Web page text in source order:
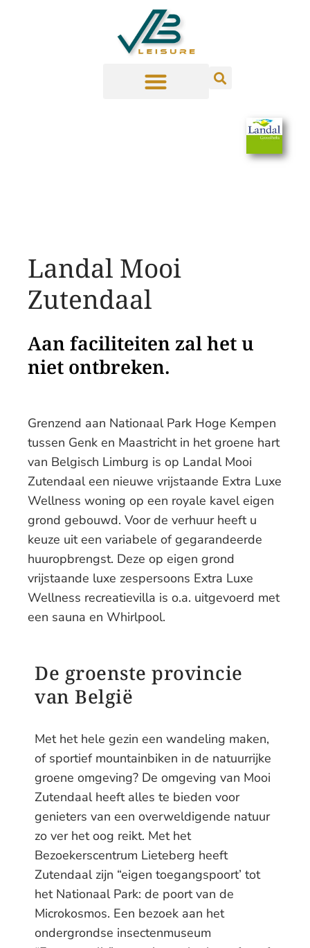
Landal Mooi
Zutendaal
Aan faciliteiten zal het u
niet ontbreken.
Grenzend aan Nationaal Park Hoge Kempen
tussen Genk en Maastricht in het groene hart
van Belgisch Limburg is op Landal Mooi
Zutendaal een nieuwe vrijstaande Extra Luxe
Wellness woning op een royale kavel eigen
grond gebouwd. Voor de verhuur heeft u
keuze uit een variabele of gegarandeerde
huuropbrengst. Deze op eigen grond
vrijstaande luxe zespersoons Extra Luxe
Wellness recreatievilla is o.a. uitgevoerd met
een sauna en Whirlpool.
De groenste provincie
van België
Met het hele gezin een wandeling maken,
of sportief mountainbiken in de natuurrijke
groene omgeving? De omgeving van Mooi
Zutendaal heeft alles te bieden voor
genieters van een overweldigende natuur
zo ver het oog reikt. Met het
Bezoekerscentrum Lieteberg heeft
Zutendaal zijn “eigen toegangspoort’ tot
het Nationaal Park: de poort van de
Microkosmos. Een bezoek aan het
ondergrondse insectenmuseum